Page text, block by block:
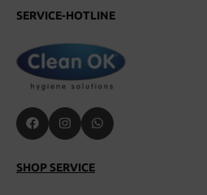
SERVICE-HOTLINE
SHOP SERVICE